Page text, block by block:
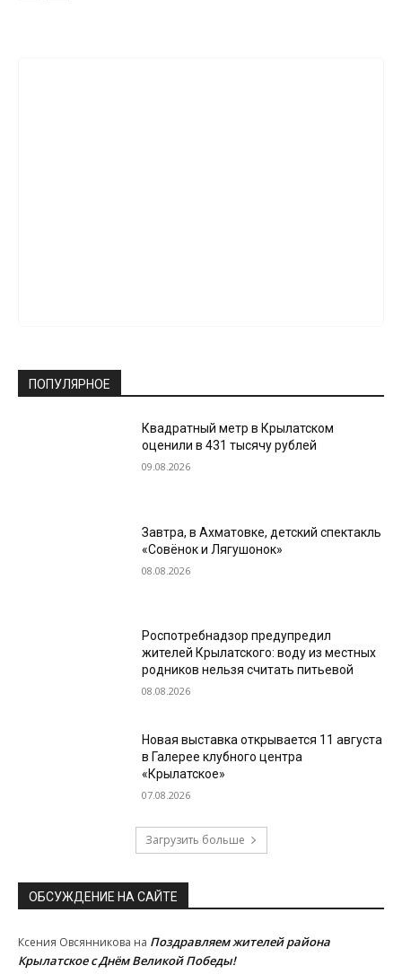
ПОПУЛЯРНОЕ
Квадратный метр в Крылатском
оценили в 431 тысячу рублей
09.08.2026
Завтра, в Ахматовке, детский спектакль
«Совёнок и Лягушонок»
08.08.2026
Роспотребнадзор предупредил
жителей Крылатского: воду из местных
родников нельзя считать питьевой
08.08.2026
Новая выставка открывается 11 августа
в Галерее клубного центра
«Крылатское»
07.08.2026
Загрузить больше
ОБСУЖДЕНИЕ НА САЙТЕ
Ксения Овсянникова на Поздравляем жителей района
Крылатское с Днём Великой Победы!